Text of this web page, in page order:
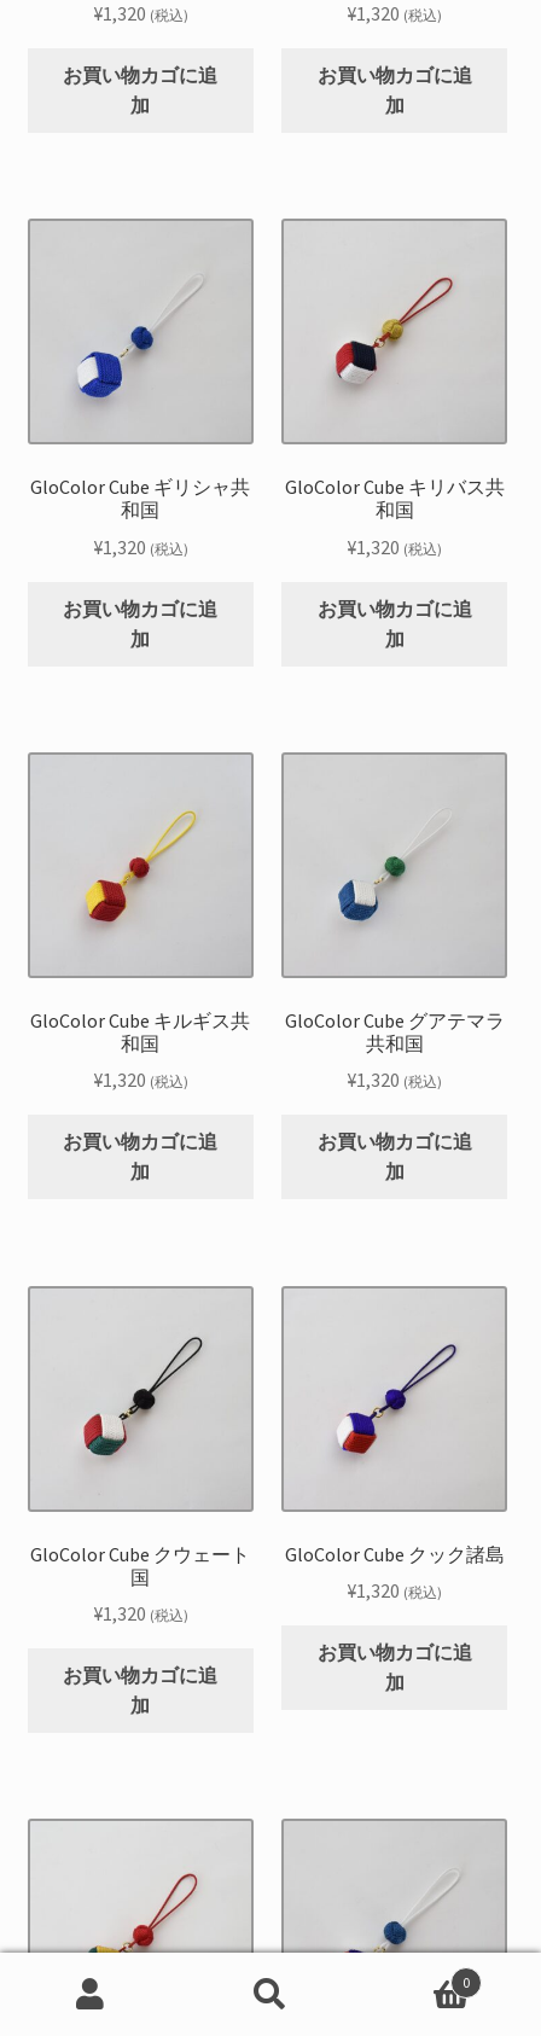
¥1,320 (税込)
お買い物カゴに追
加
¥1,320 (税込)
お買い物カゴに追
加
GloColor Cube ギリシャ共
和国
¥1,320 (税込)
お買い物カゴに追
加
GloColor Cube キリバス共
和国
¥1,320 (税込)
お買い物カゴに追
加
GloColor Cube キルギス共
和国
¥1,320 (税込)
お買い物カゴに追
加
GloColor Cube グアテマラ
共和国
¥1,320 (税込)
お買い物カゴに追
加
GloColor Cube クウェート
国
¥1,320 (税込)
お買い物カゴに追
加
GloColor Cube クック諸島
¥1,320 (税込)
お買い物カゴに追
加
0